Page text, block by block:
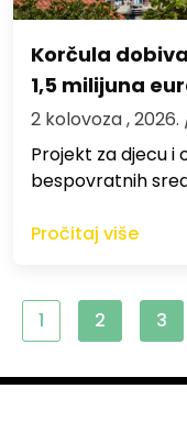
Korčula
1,5 milijuna
2 kolovoza , 2026.
Projekt za djecu i
bespovratnih
Pročitaj više
1 2 3